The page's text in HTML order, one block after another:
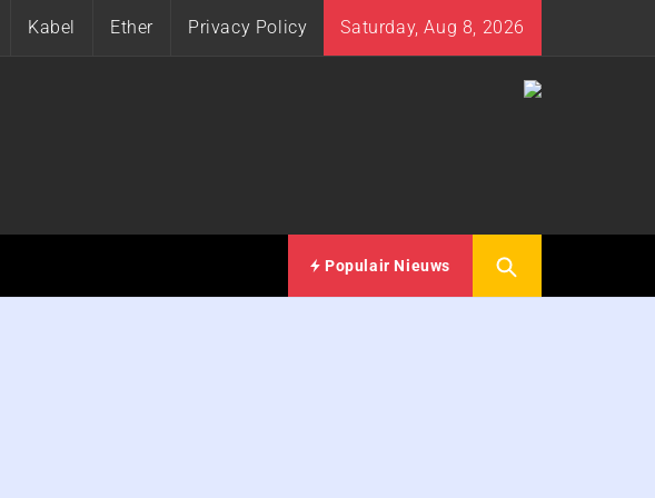
Kabel Ether Privacy Policy Saturday, Aug 8, 2026
Populair Nieuws